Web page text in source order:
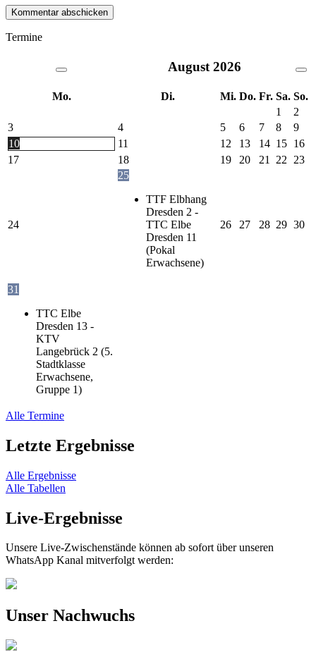
Termine
August 2026
Mo. Di. Mi. Do. Fr. Sa. So.
1
2
3
4 5 6 7 8
9
10
11 12 13 14 15 16
17
18 19 20 21 22 23
24
25
TTF Elbhang
Dresden 2 -
TTC Elbe
Dresden 11
(Pokal
Erwachsene)
26 27 28 29 30
31
TTC Elbe
Dresden 13 -
KTV
Langebrück 2 (5.
Stadtklasse
Erwachsene,
Gruppe 1)
Alle Termine
Letzte Ergebnisse
Alle Ergebnisse
Alle Tabellen
Live-Ergebnisse
Unsere Live-Zwischenstände können ab sofort über unseren
WhatsApp Kanal mitverfolgt werden:
Unser Nachwuchs